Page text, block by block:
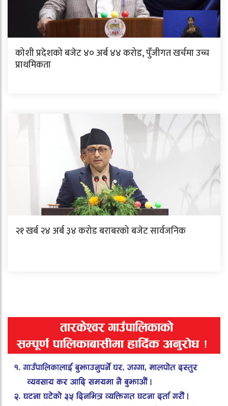
कोशी प्रदेशको बजेट ४० अर्ब ४४ करोड, पुँजीगत खर्चमा उच्च
प्राथमिकता
२१ खर्ब २४ अर्ब ३४ करोड बराबरको बजेट सार्वजनिक